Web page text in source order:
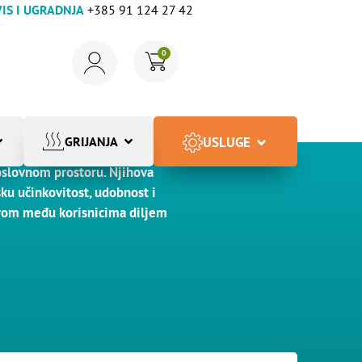
I UGRADNJA+385 91 124 27 42
0
GRIJANJA USLUGE
i pouzdanosti za
prostoru. Njihova
učinkovitost, udobnost i
među korisnicima diljem